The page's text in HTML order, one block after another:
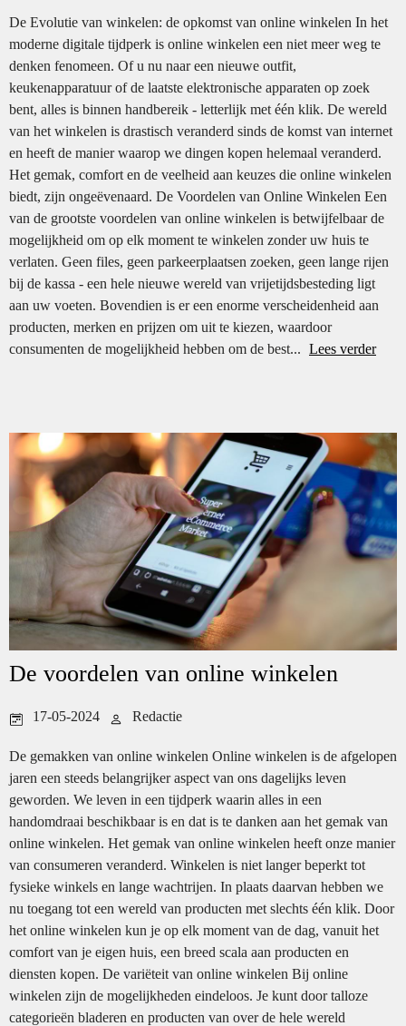
De Evolutie van winkelen: de opkomst van online winkelen In het
moderne digitale tijdperk is online winkelen een niet meer weg te
denken fenomeen. Of u nu naar een nieuwe outfit,
keukenapparatuur of de laatste elektronische apparaten op zoek
bent, alles is binnen handbereik - letterlijk met één klik. De wereld
van het winkelen is drastisch veranderd sinds de komst van internet
en heeft de manier waarop we dingen kopen helemaal veranderd.
Het gemak, comfort en de veelheid aan keuzes die online winkelen
biedt, zijn ongeëvenaard. De Voordelen van Online Winkelen Een
van de grootste voordelen van online winkelen is betwijfelbaar de
mogelijkheid om op elk moment te winkelen zonder uw huis te
verlaten. Geen files, geen parkeerplaatsen zoeken, geen lange rijen
bij de kassa - een hele nieuwe wereld van vrijetijdsbesteding ligt
aan uw voeten. Bovendien is er een enorme verscheidenheid aan
producten, merken en prijzen om uit te kiezen, waardoor
consumenten de mogelijkheid hebben om de best... Lees verder
De voordelen van online winkelen
17-05-2024 Redactie
De gemakken van online winkelen Online winkelen is de afgelopen
jaren een steeds belangrijker aspect van ons dagelijks leven
geworden. We leven in een tijdperk waarin alles in een
handomdraai beschikbaar is en dat is te danken aan het gemak van
online winkelen. Het gemak van online winkelen heeft onze manier
van consumeren veranderd. Winkelen is niet langer beperkt tot
fysieke winkels en lange wachtrijen. In plaats daarvan hebben we
nu toegang tot een wereld van producten met slechts één klik. Door
het online winkelen kun je op elk moment van de dag, vanuit het
comfort van je eigen huis, een breed scala aan producten en
diensten kopen. De variëteit van online winkelen Bij online
winkelen zijn de mogelijkheden eindeloos. Je kunt door talloze
categorieën bladeren en producten van over de hele wereld